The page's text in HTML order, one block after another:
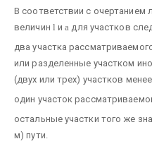
В соответствии с очертанием
величин l иa для участков
два участка
или разделенные участком
(двух или трех) участков
один участок
остальные участки того же
м) пути.